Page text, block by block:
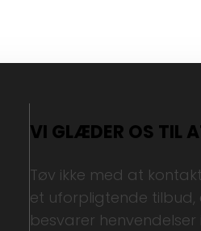
VI GLÆDER OS TIL
Tøv ikke med at
et uforpligtende tilbud,
besvarer